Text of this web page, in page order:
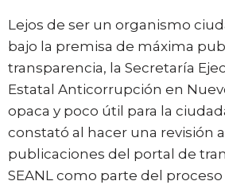
Lejos de ser un organismo
bajo la premisa de máxima
transparencia, la Secretaría
Estatal Anticorrupción en
opaca y poco útil para la
constató al hacer una revisión
publicaciones del portal de
SEANL como parte del